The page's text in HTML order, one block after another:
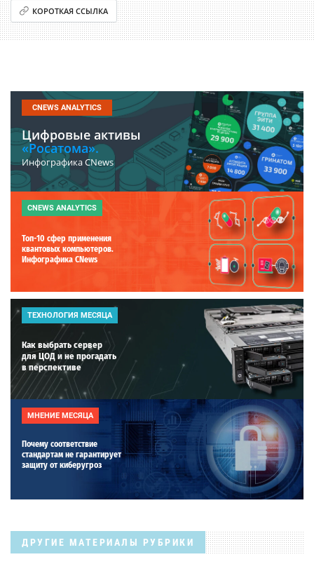
КОРОТКАЯ ССЫЛКА
CNEWS ANALYTICS
Цифровые активы
«Росатома».
Инфографика CNews
CNEWS ANALYTICS
Топ-10 сфер применения
квантовых компьютеров.
Инфографика CNews
ТЕХНОЛОГИЯ МЕСЯЦА
Как выбрать сервер
для ЦОД и не прогадать
в перспективе
МНЕНИЕ МЕСЯЦА
Почему соответствие
стандартам не гарантирует
защиту от киберугроз
ДРУГИЕ МАТЕРИАЛЫ РУБРИКИ